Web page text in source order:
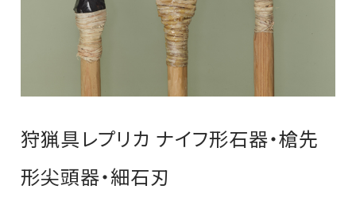
狩猟具レプリカ ナイフ形石器・槍先
形尖頭器・細石刃